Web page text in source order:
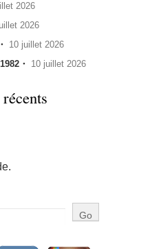
2026
2026
10 juillet 2026
・ 10 juillet 2026